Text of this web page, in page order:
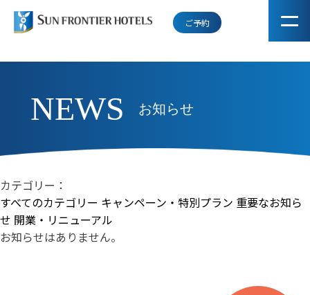
ご予約
NEWS お知らせ
カテゴリー：
すべてのカテゴリー キャンペーン・特別プラン 重要なお知ら
せ 開業・リニューアル
お知らせはありません。